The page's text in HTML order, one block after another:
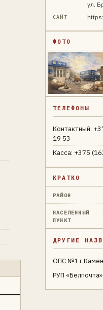
ул.
САЙТ
ФОТО
ТЕЛЕФОНЫ
Контактный:
19 53
Касса: +375
КРАТКО
РАЙОН
НАСЕЛЕННЫЙ
ПУНКТ
ДРУГИЕ
ОПС №1
РУП «Белпочта»